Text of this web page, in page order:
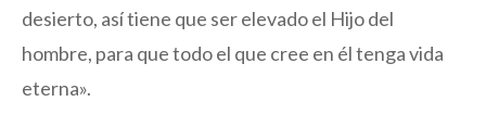
desierto, así tiene que ser elevado el Hijo del
hombre, para que todo el que cree en él tenga vida
eterna».